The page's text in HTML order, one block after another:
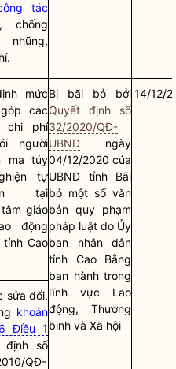
tác
chống
mức
các
chi phí
người
ma túy
tự
tại
giáo
động
Cao
Bị bãi bỏ bởi
Quyết định số
32/2020/QĐ-
UBND ngày
04/12/2020 của
UBND tỉnh Bãi
bỏ một số văn
bản quy phạm
pháp luật do Ủy
ban nhân dân
tỉnh Cao Bằng
ban hành trong
lĩnh vực Lao
động, Thương
binh và Xã hội
14/12/
sửa đổi,
khoản
Điều 1
định số
QĐ-